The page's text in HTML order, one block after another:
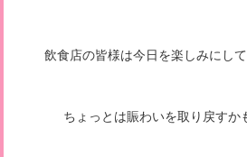
飲食店の皆様は今日を楽しみにし
ちょっとは賑わいを取り戻すか